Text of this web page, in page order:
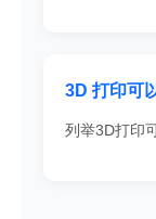
3D 打印可
列举3D打印